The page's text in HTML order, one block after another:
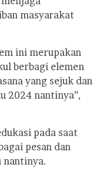
masyarakat
ini merupakan
berbagi elemen
yang sejuk dan
2024 nantinya”,
pada saat
pesan dan
nantinya.